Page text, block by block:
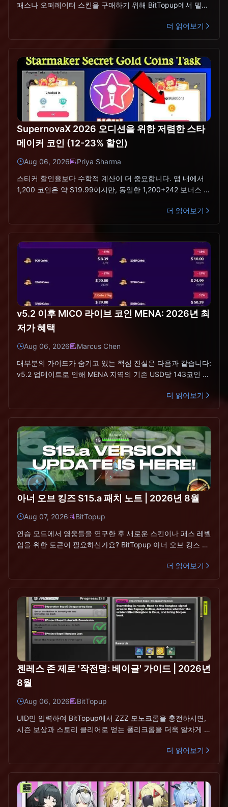
패스나 오퍼레이터 스킨을 구매하기 위해 BitTopup에서 델타
더 읽어보기
SupernovaX 2026 오디션을 위한 저렴한 스타
메이커 코인 (12-23% 할인)
Aug 06, 2026
Priya Sharma
스티커 할인율보다 수학적 계산이 더 중요합니다. 앱 내에서
1,200 코인은 약 $19.99이지만, 동일한 1,200+242 보너스 번
더 읽어보기
v5.2 이후 MICO 라이브 코인 MENA: 2026년 최
저가 혜택
Aug 06, 2026
Marcus Chen
대부분의 가이드가 숨기고 있는 핵심 진실은 다음과 같습니다:
v5.2 업데이트로 인해 MENA 지역의 기존 USD당 143코인 혜
더 읽어보기
아너 오브 킹즈 S15.a 패치 노트 | 2026년 8월
Aug 07, 2026
BitTopup
연습 모드에서 영웅들을 연구한 후 새로운 스킨이나 패스 레벨
업을 위한 토큰이 필요하신가요? BitTopup 아너 오브 킹즈 토
더 읽어보기
젠레스 존 제로 '작전명: 베이글' 가이드 | 2026년
8월
Aug 06, 2026
BitTopup
UID만 입력하여 BitTopup에서 ZZZ 모노크롬을 충전하시면,
시즌 보상과 스토리 클리어로 얻는 폴리크롬을 더욱 알차게 활
더 읽어보기